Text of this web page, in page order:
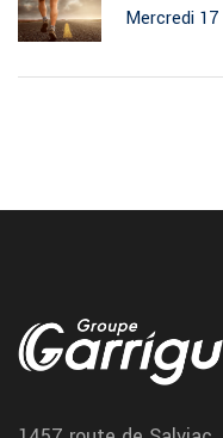
Mercredi
budget optimisé.
contrat entretien